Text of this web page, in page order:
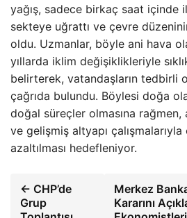
yağış, sadece birkaç saat içinde
sekteye uğrattı ve çevre
oldu. Uzmanlar, böyle ani hava
yıllarda iklim değişiklikleriyle
belirterek, vatandaşların tedbirli
çağrıda bulundu. Böylesi doğa
doğal süreçler olmasına rağmen,
ve gelişmiş altyapı
azaltılması hedefleniyor.
← CHP’de
Grup
Merkez
Kararını